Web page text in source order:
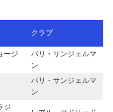
クラブ
ージ
パリ・サンジェルマ
ン
パリ・サンジェルマ
ン
ジ